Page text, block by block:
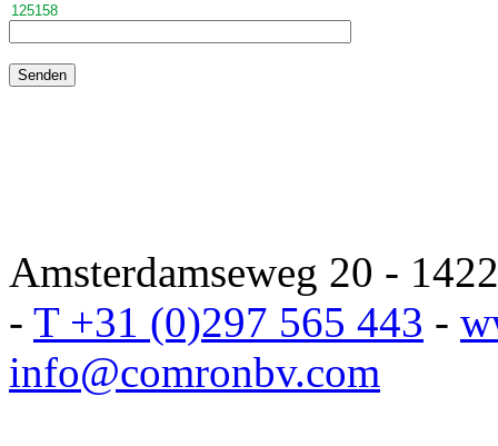
Amsterdamseweg 20 -
- T +31 (0)297 565 443 -
info@comronbv.com